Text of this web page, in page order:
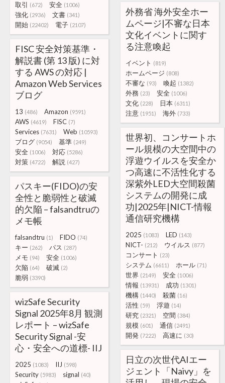
取引 (672) 安全 (1006)
強化 (2936) 文書 (341)
開始 (22402) 電子 (2107)
外務省 海外安全ホー
ムページ|不審な日本
文化イベントに関す
る注意喚起
イベント (819)
ホームページ (808)
不審な (93) 喚起 (1382)
外務 (23) 安全 (1006)
文化 (228) 日本 (6311)
注意 (1951) 海外 (733)
FISC 安全対策基準・
解説書 (第 13 版) に対
する AWS の対応 |
Amazon Web Services
ブログ
13 (486) Amazon (9591)
AWS (4619) FISC (7)
Services (7631) Web (10593)
ブログ (9054) 基準 (249)
安全 (1006) 対応 (5286)
対策 (4722) 解説 (427)
世界初、コンサートホ
ール規模の大空間中の
浮遊ウイルスを安全か
つ高速に不活性化する
深紫外LED大空間殺菌
システムの開発に成
功|2025年|NICT-情報
通信研究機構
2025 (1083) LED (143)
NICT- (212) ウイルス (877)
コンサート (23)
システム (6611) ホール (71)
世界 (2149) 安全 (1006)
情報 (13931) 成功 (1301)
機構 (1440) 殺菌 (16)
活性 (59) 浮遊 (14)
研究 (2321) 空間 (384)
規模 (601) 通信 (2491)
開発 (7222) 高速に (30)
パスキー(FIDO)の安
全性と脆弱性と破滅
的欠陥 – falsandtruの
メモ帳
falsandtru (1) FIDO (74)
キー (262) パス (287)
メモ (94) 安全 (1006)
欠陥 (64) 破滅 (2)
脆弱 (3390)
wizSafe Security
Signal 2025年8月 観測
レポート – wizSafe
Security Signal -安
心・安全への道標- IIJ
2025 (1083) IIJ (598)
Security (5983) signal (40)
日立の次世代AIエー
ジェント「Naivy」を